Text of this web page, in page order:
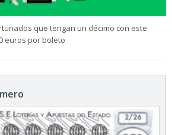
que tengan un décimo con este
euros por boleto